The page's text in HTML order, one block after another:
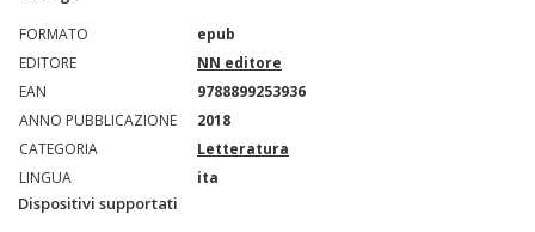
FORMATO
epub
EDITORE
NN editore
EAN
9788899253936
ANNO PUBBLICAZIONE
2018
CATEGORIA
Letteratura
LINGUA
ita
Dispositivi supportati